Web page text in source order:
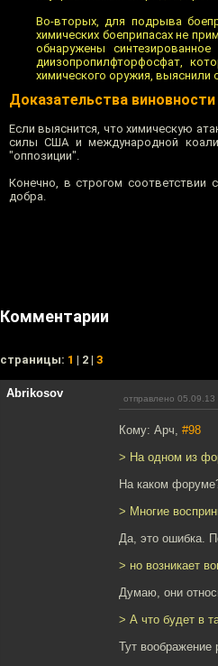
Во-вторых, для подрыва
химических боеприпасах не
обнаружены
диизопропилфторфосфат,
химического оружия, выяснили
Доказательства
Если выяснится, что химическую
силы США и международной
"оппозиции".
Конечно, в строгом соответствии
добра.
Комментарии
cтраницы: 1 | 2 | 3
Abrikosov отправлено 05.09.13
Кому: Арч, #98
> На одном из
На каком
> Многие
Да, это ошибка.
> но возникает
Думаю, они
> А что будет в
Тут воображение